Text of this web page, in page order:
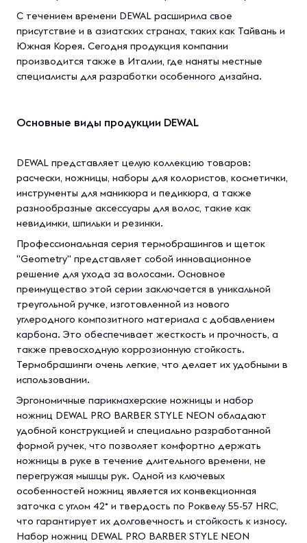
С течением времени DEWAL расширила свое
присутствие и в азиатских странах, таких как Тайвань и
Южная Корея. Сегодня продукция компании
производится также в Италии, где наняты местные
специалисты для разработки особенного дизайна.
Основные виды продукции DEWAL
DEWAL представляет целую коллекцию товаров:
расчески, ножницы, наборы для колористов, косметички,
инструменты для маникюра и педикюра, а также
разнообразные аксессуары для волос, такие как
невидимки, шпильки и резинки.
Профессиональная серия термобрашингов и щеток
"Geometry" представляет собой инновационное
решение для ухода за волосами. Основное
преимущество этой серии заключается в уникальной
треугольной ручке, изготовленной из нового
углеродного композитного материала с добавлением
карбона. Это обеспечивает жесткость и прочность, а
также превосходную коррозионную стойкость.
Термобрашинги очень легкие, что делает их удобными в
использовании.
Эргономичные парикмахерские ножницы и набор
ножниц DEWAL PRO BARBER STYLE NEON обладают
удобной конструкцией и специально разработанной
формой ручек, что позволяет комфортно держать
ножницы в руке в течение длительного времени, не
перегружая мышцы рук. Одной из ключевых
особенностей ножниц является их конвекционная
заточка с углом 42° и твердость по Роквелу 55-57 HRC,
что гарантирует их долговечность и стойкость к износу.
Набор ножниц DEWAL PRO BARBER STYLE NEON